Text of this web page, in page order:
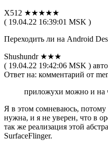
X512 ★★★★★
( 19.04.22 16:39:01 MSK )
Переходить ли на Android
Shushundr ★★★
( 19.04.22 19:42:06 MSK )
Ответ на: комментарий от
приложухи можно и на
Я в этом сомневаюсь, потому
нужна, и я не уверен, что в
так же реализация этой
SurfaceFlinger.